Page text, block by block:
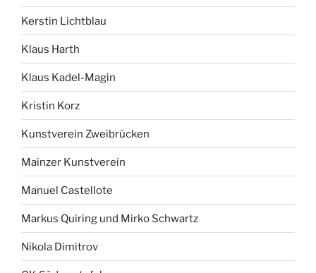
Kerstin Lichtblau
Klaus Harth
Klaus Kadel-Magin
Kristin Korz
Kunstverein Zweibrücken
Mainzer Kunstverein
Manuel Castellote
Markus Quiring und Mirko Schwartz
Nikola Dimitrov